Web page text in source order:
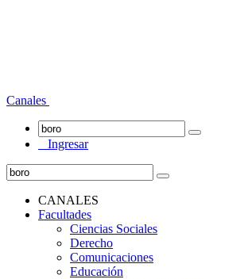
Canales
Ingresar
CANALES
Facultades
Ciencias Sociales
Derecho
Comunicaciones
Educación